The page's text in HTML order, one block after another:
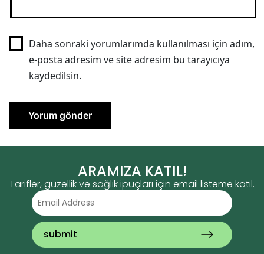
Daha sonraki yorumlarımda kullanılması için adım,
e-posta adresim ve site adresim bu tarayıcıya
kaydedilsin.
ARAMIZA KATIL!
Tarifler, güzellik ve sağlık ipuçları için email listeme katıl.